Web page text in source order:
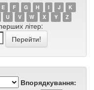
E F G H I J
K
U V W X Y Z
літер:
Впорядкування: